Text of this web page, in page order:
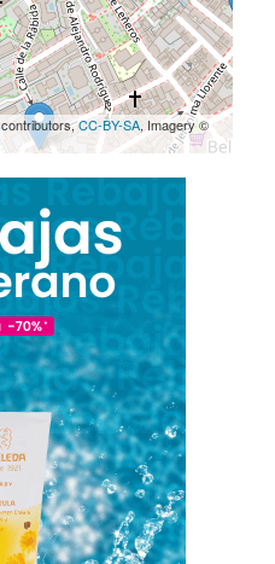
contributors,CC-BY-SA, Imagery ©